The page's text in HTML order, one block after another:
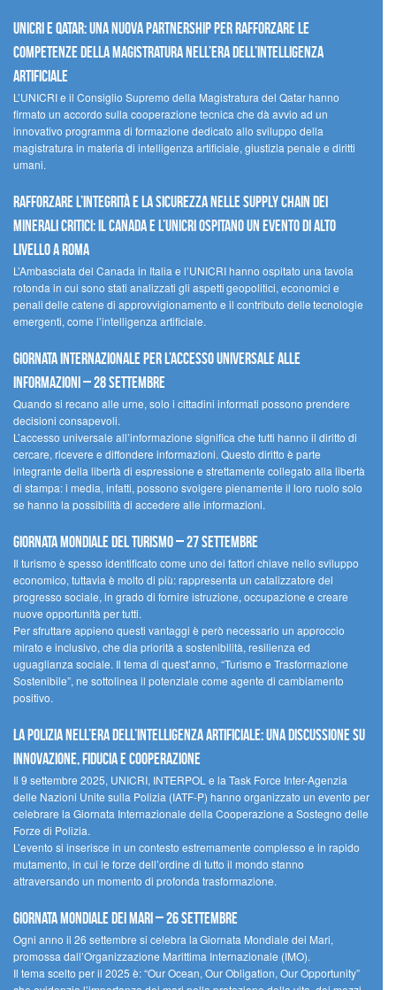
UNICRI e Qatar: una nuova partnership per rafforzare le
competenze della magistratura nell’era dell’intelligenza
artificiale
L’UNICRI e il Consiglio Supremo della Magistratura del Qatar hanno
firmato un accordo sulla cooperazione tecnica che dà avvio ad un
innovativo programma di formazione dedicato allo sviluppo della
magistratura in materia di intelligenza artificiale, giustizia penale e diritti
umani.
Rafforzare l’integrità e la sicurezza nelle supply chain dei
minerali critici: il Canada e l’UNICRI ospitano un evento di alto
livello a Roma
L’Ambasciata del Canada in Italia e l’UNICRI hanno ospitato una tavola
rotonda in cui sono stati analizzati gli aspetti geopolitici, economici e
penali delle catene di approvvigionamento e il contributo delle tecnologie
emergenti, come l’intelligenza artificiale.
Giornata internazionale per l’accesso universale alle
informazioni – 28 settembre
Quando si recano alle urne, solo i cittadini informati possono prendere
decisioni consapevoli.
L’accesso universale all’informazione significa che tutti hanno il diritto di
cercare, ricevere e diffondere informazioni. Questo diritto è parte
integrante della libertà di espressione e strettamente collegato alla libertà
di stampa: i media, infatti, possono svolgere pienamente il loro ruolo solo
se hanno la possibilità di accedere alle informazioni.
Giornata mondiale del turismo – 27 settembre
Il turismo è spesso identificato come uno dei fattori chiave nello sviluppo
economico, tuttavia è molto di più: rappresenta un catalizzatore del
progresso sociale, in grado di fornire istruzione, occupazione e creare
nuove opportunità per tutti.
Per sfruttare appieno questi vantaggi è però necessario un approccio
mirato e inclusivo, che dia priorità a sostenibilità, resilienza ed
uguaglianza sociale. Il tema di quest’anno, “Turismo e Trasformazione
Sostenibile”, ne sottolinea il potenziale come agente di cambiamento
positivo.
La polizia nell’era dell’Intelligenza Artificiale: una discussione su
innovazione, fiducia e cooperazione
Il 9 settembre 2025, UNICRI, INTERPOL e la Task Force Inter-Agenzia
delle Nazioni Unite sulla Polizia (IATF-P) hanno organizzato un evento per
celebrare la Giornata Internazionale della Cooperazione a Sostegno delle
Forze di Polizia.
L’evento si inserisce in un contesto estremamente complesso e in rapido
mutamento, in cui le forze dell’ordine di tutto il mondo stanno
attraversando un momento di profonda trasformazione.
Giornata Mondiale dei Mari – 26 settembre
Ogni anno il 26 settembre si celebra la Giornata Mondiale dei Mari,
promossa dall’Organizzazione Marittima Internazionale (IMO).
Il tema scelto per il 2025 è: “Our Ocean, Our Obligation, Our Opportunity”